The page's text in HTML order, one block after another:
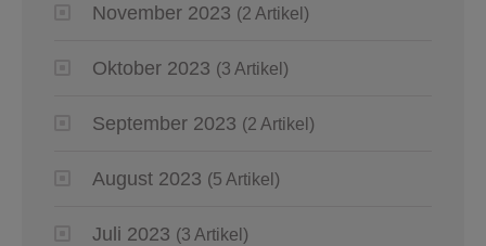
November 2023 (2 Artikel)
Oktober 2023 (3 Artikel)
September 2023 (2 Artikel)
August 2023 (5 Artikel)
Juli 2023 (3 Artikel)